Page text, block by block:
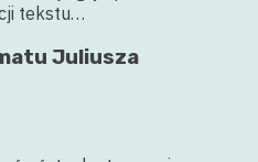
tekstu…
Juliusza